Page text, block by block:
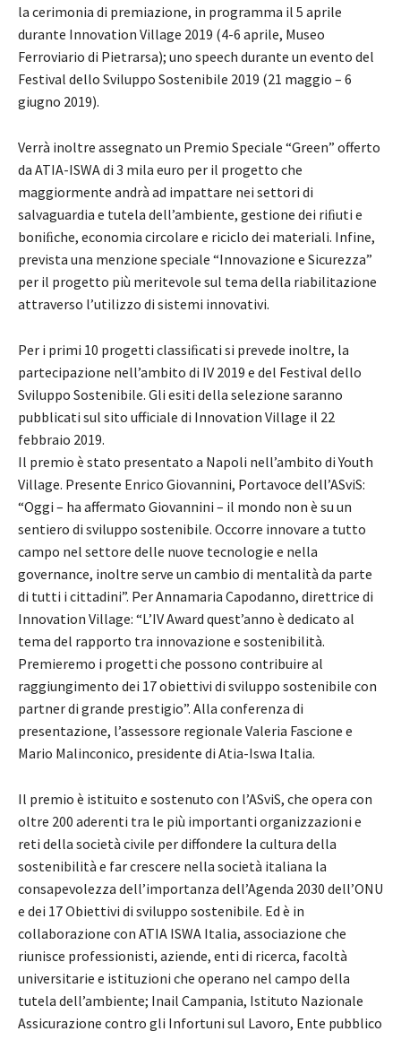
la cerimonia di premiazione, in programma il 5 aprile
durante Innovation Village 2019 (4-6 aprile, Museo
Ferroviario di Pietrarsa); uno speech durante un evento del
Festival dello Sviluppo Sostenibile 2019 (21 maggio – 6
giugno 2019).
Verrà inoltre assegnato un Premio Speciale “Green” offerto
da ATIA-ISWA di 3 mila euro per il progetto che
maggiormente andrà ad impattare nei settori di
salvaguardia e tutela dell’ambiente, gestione dei riﬁuti e
boniﬁche, economia circolare e riciclo dei materiali. Infine,
prevista una menzione speciale “Innovazione e Sicurezza”
per il progetto più meritevole sul tema della riabilitazione
attraverso l’utilizzo di sistemi innovativi.
Per i primi 10 progetti classiﬁcati si prevede inoltre, la
partecipazione nell’ambito di IV 2019 e del Festival dello
Sviluppo Sostenibile. Gli esiti della selezione saranno
pubblicati sul sito ufficiale di Innovation Village il 22
febbraio 2019.
Il premio è stato presentato a Napoli nell’ambito di Youth
Village. Presente Enrico Giovannini, Portavoce dell’ASviS:
“Oggi – ha affermato Giovannini – il mondo non è su un
sentiero di sviluppo sostenibile. Occorre innovare a tutto
campo nel settore delle nuove tecnologie e nella
governance, inoltre serve un cambio di mentalità da parte
di tutti i cittadini”. Per Annamaria Capodanno, direttrice di
Innovation Village: “L’IV Award quest’anno è dedicato al
tema del rapporto tra innovazione e sostenibilità.
Premieremo i progetti che possono contribuire al
raggiungimento dei 17 obiettivi di sviluppo sostenibile con
partner di grande prestigio”. Alla conferenza di
presentazione, l’assessore regionale Valeria Fascione e
Mario Malinconico, presidente di Atia-Iswa Italia.
Il premio è istituito e sostenuto con l’ASviS, che opera con
oltre 200 aderenti tra le più importanti organizzazioni e
reti della società civile per diffondere la cultura della
sostenibilità e far crescere nella società italiana la
consapevolezza dell’importanza dell’Agenda 2030 dell’ONU
e dei 17 Obiettivi di sviluppo sostenibile. Ed è in
collaborazione con ATIA ISWA Italia, associazione che
riunisce professionisti, aziende, enti di ricerca, facoltà
universitarie e istituzioni che operano nel campo della
tutela dell’ambiente; Inail Campania, Istituto Nazionale
Assicurazione contro gli Infortuni sul Lavoro, Ente pubblico